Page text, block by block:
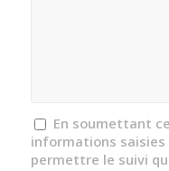
En soumettant
informations
permettre le suivi